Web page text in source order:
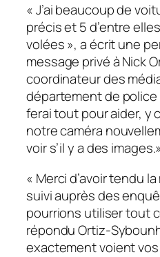
« J’ai beaucoup de
précis et 5 d’entre
volées », a écrit une
message privé à Nick
coordinateur des
département de police
ferai tout pour aider, y
notre caméra
voir s’il y a des images.»
« Merci d’avoir tendu
suivi auprès des
pourrions utiliser tout
répondu Ortiz-
exactement voient vos